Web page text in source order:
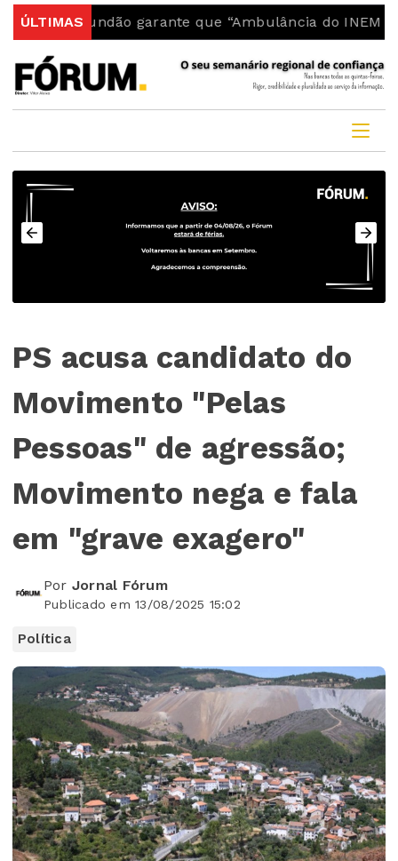
ÚLTIMAS
Fundão garante que “Ambulância do INEM fica no
PS acusa candidato do
Movimento "Pelas
Pessoas" de agressão;
Movimento nega e fala
em "grave exagero"
Por Jornal Fórum
Publicado em 13/08/2025 15:02
Política